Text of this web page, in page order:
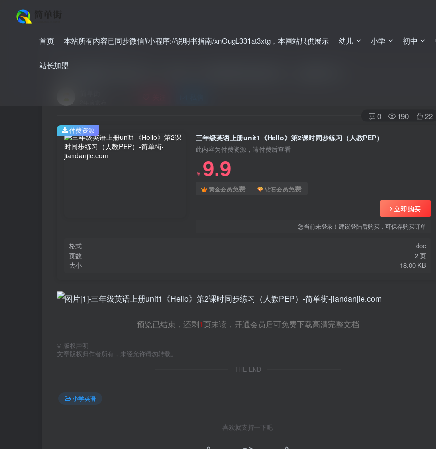
首页 本站所有内容已同步微信#小程序://说明书指南/xnOugL331at3xtg，本网站只供展示 幼儿 小学 初中
站长加盟
首页 小学 小学英语 正文
三年级英语上册unit1《Hello》第2课时同步练习（人教PEP）
0 190 22
三年级英语上册unit1《Hello》第2课时同步练习（人教PEP）
此内容为付费资源，请付费后查看
￥ 9.9
黄金会员免费 钻石会员免费
立即购买
您当前未登录！建议登陆后购买，可保存购买订单
格式
doc
页数
2 页
大小
18.00 KB
付费资源
预览已结束，还剩1页未读，开通会员后可免费下载高清完整文档
© 版权声明
文章版权归作者所有，未经允许请勿转载。
THE END
小学英语
喜欢就支持一下吧